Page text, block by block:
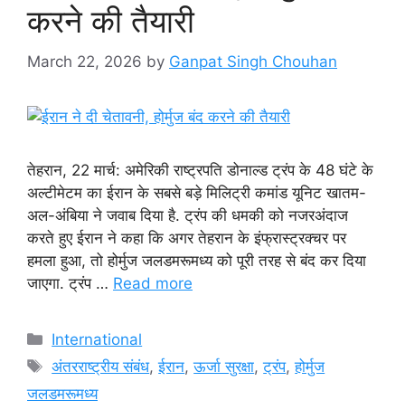
करने की तैयारी
March 22, 2026 by Ganpat Singh Chouhan
तेहरान, 22 मार्च: अमेरिकी राष्ट्रपति डोनाल्ड ट्रंप के 48 घंटे के
अल्टीमेटम का ईरान के सबसे बड़े मिलिट्री कमांड यूनिट खातम-
अल-अंबिया ने जवाब दिया है. ट्रंप की धमकी को नजरअंदाज
करते हुए ईरान ने कहा कि अगर तेहरान के इंफ्रास्ट्रक्चर पर
हमला हुआ, तो होर्मुज जलडमरूमध्य को पूरी तरह से बंद कर दिया
जाएगा. ट्रंप … Read more
Categories
International
Tags
अंतरराष्ट्रीय संबंध,ईरान,ऊर्जा सुरक्षा,ट्रंप,होर्मुज
जलडमरूमध्य